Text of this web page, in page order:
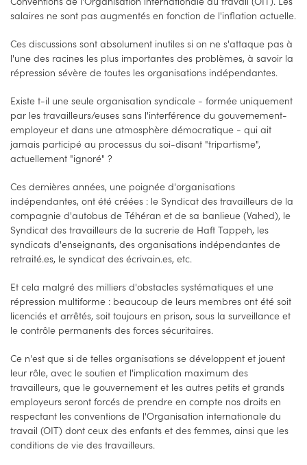
salaires ne sont pas augmentés en fonction de l'inflation actuelle.
Ces discussions sont absolument inutiles si on ne s'attaque pas à
l'une des racines les plus importantes des problèmes, à savoir la
répression sévère de toutes les organisations indépendantes.
Existe t-il une seule organisation syndicale - formée uniquement
par les travailleurs/euses sans l'interférence du gouvernement-
employeur et dans une atmosphère démocratique - qui ait
jamais participé au processus du soi-disant "tripartisme",
actuellement "ignoré" ?
Ces dernières années, une poignée d'organisations
indépendantes, ont été créées : le Syndicat des travailleurs de la
compagnie d'autobus de Téhéran et de sa banlieue (Vahed), le
Syndicat des travailleurs de la sucrerie de Haft Tappeh, les
syndicats d'enseignants, des organisations indépendantes de
retraité.es, le syndicat des écrivain.es, etc.
Et cela malgré des milliers d'obstacles systématiques et une
répression multiforme : beaucoup de leurs membres ont été soit
licenciés et arrêtés, soit toujours en prison, sous la surveillance et
le contrôle permanents des forces sécuritaires.
Ce n'est que si de telles organisations se développent et jouent
leur rôle, avec le soutien et l'implication maximum des
travailleurs, que le gouvernement et les autres petits et grands
employeurs seront forcés de prendre en compte nos droits en
respectant les conventions de l'Organisation internationale du
travail (OIT) dont ceux des enfants et des femmes, ainsi que les
conditions de vie des travailleurs.